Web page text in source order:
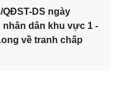
QĐST-DS ngày
nhân dân khu vực 1 -
về tranh chấp